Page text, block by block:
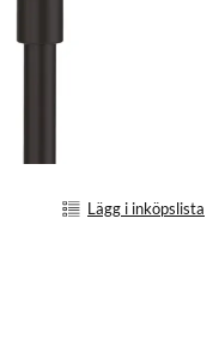
Lägg i inköpslista